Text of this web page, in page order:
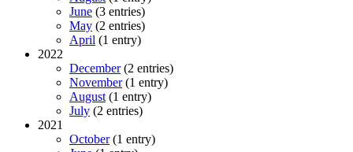
June (3 entries)
May (2 entries)
April (1 entry)
2022
December(2 entries)
November(1 entry)
August(1 entry)
July (2 entries)
2021
October(1 entry)